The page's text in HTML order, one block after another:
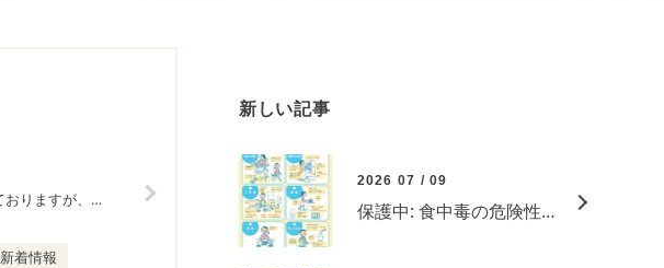
皆様、いつもお世話になっております。 蒸し暑い日が続いておりますが、いかがお過ごしでしょうか。 7月に入り、いよいよ夏本番が近づいてきました。お出かけやイベントの増えるこれからの季節は、熱中症にも気を付けた […]
新着情報
新しい記事
2026 07 / 09
保護中: 食中毒の危険性と予防について